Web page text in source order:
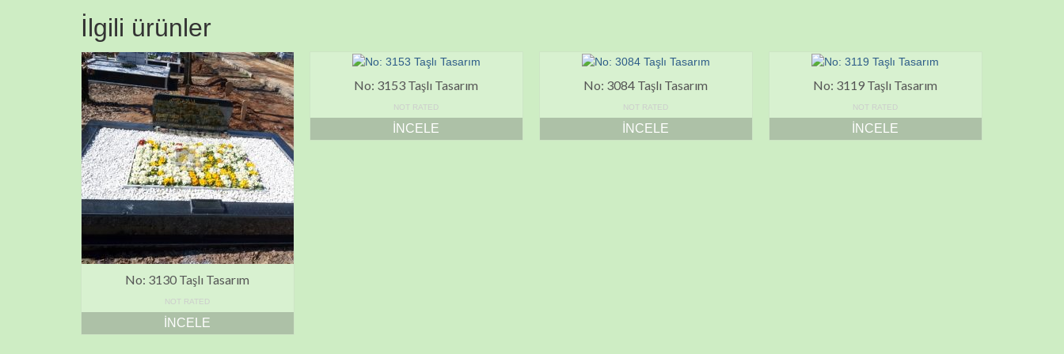
İlgili ürünler
No: 3130 Taşlı Tasarım
NOT RATED
İNCELE
No: 3153 Taşlı Tasarım
NOT RATED
İNCELE
No: 3084 Taşlı Tasarım
NOT RATED
İNCELE
No: 3119 Taşlı Tasarım
NOT RATED
İNCELE